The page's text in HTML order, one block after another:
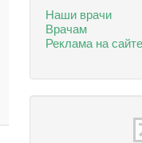
Наши врачи
Врачам
Реклама на сайте